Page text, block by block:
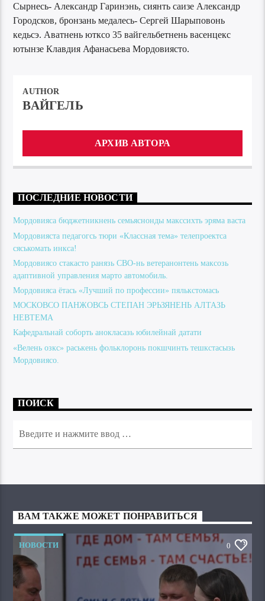
Сырнесь- Александр Гаринэнь, сиянть саизе Александр
Городсков, бронзань медалесь- Сергей Шарыповонь
кедьсэ. Аватнень ютксо 35 вайгельбетнень васенцекс
ютынзе Клавдия Афанасьева Мордовиясто.
AUTHOR
ВАЙГЕЛЬ
АРХИВ АВТОРА
ПОСЛЕДНИЕ НОВОСТИ
Мордовияса бюджетникнень семьяснонды макссихть эряма васта
Мордовияста педагогсь тюри «Классная тема» телепроектса
сяськомать инкса!
Мордовиясо стакасто ранязь СВО-нь ветеранонтень максозь
адаптивной управления марто автомобиль.
Мордовияса ётась «Лучший по профессии» пялькстомась
МОСКОВСО ПАНЖОВСЬ СТЕПАН ЭРЬЗЯНЕНЬ АЛТАЗЬ
НЕВТЕМА
Кафедральнай соборть анокласазь юбилейнай датати
«Велень озкс» раськень фольклоронь покшчинть тешкстасызь
Мордовиясо.
ПОИСК
ВАМ ТАКЖЕ МОЖЕТ ПОНРАВИТЬСЯ
НОВОСТИ 0